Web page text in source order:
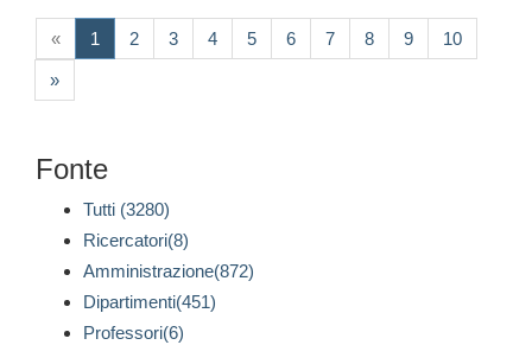
« 1 (current)
2 3 4 5 6 7 8 9 10
»
Fonte
Tutti (3280)
Ricercatori(8)
Amministrazione(872)
Dipartimenti(451)
Professori(6)